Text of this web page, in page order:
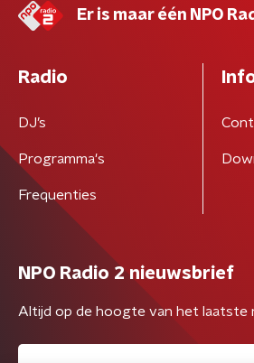
Er is maar één NPO
Radio
DJ’s
Programma's
Frequenties
NPO Radio 2 nieuwsbrief
Altijd op de hoogte van het laatste